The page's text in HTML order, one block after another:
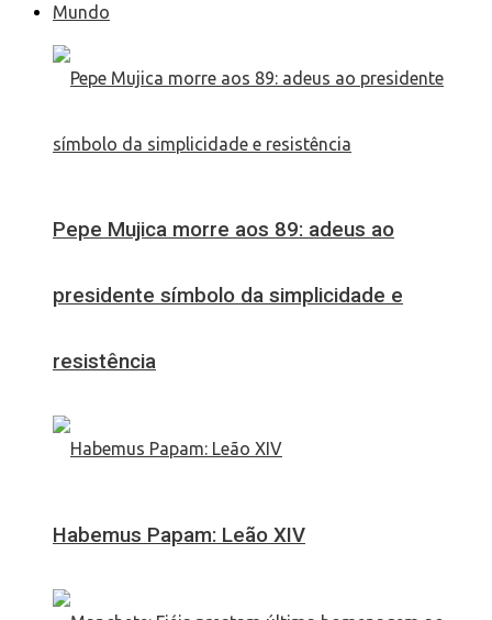
Mundo
Pepe Mujica morre aos 89: adeus ao
presidente símbolo da simplicidade e
resistência
Habemus Papam: Leão XIV